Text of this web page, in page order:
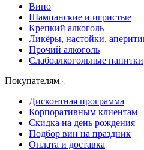
Вино
Шампанские и игристые
Крепкий алкоголь
Ликёры, настойки,
Прочий алкоголь
Слабоалкогольные напитки
Покупателям
Дисконтная программа
Корпоративным клиентам
Скидка на день рождения
Подбор вин на праздник
Оплата и доставка